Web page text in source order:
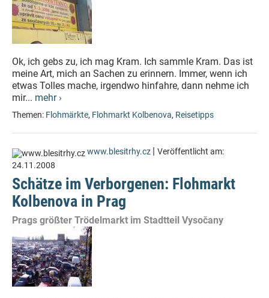
Ok, ich gebs zu, ich mag Kram. Ich sammle Kram. Das ist
meine Art, mich an Sachen zu erinnern. Immer, wenn ich
etwas Tolles mache, irgendwo hinfahre, dann nehme ich
mir... mehr ›
Themen: Flohmärkte, Flohmarkt Kolbenova, Reisetipps
www.blesitrhy.cz | Veröffentlicht am:
24.11.2008
Schätze im Verborgenen: Flohmarkt
Kolbenova in Prag
Prags größter Trödelmarkt im Stadtteil Vysočany